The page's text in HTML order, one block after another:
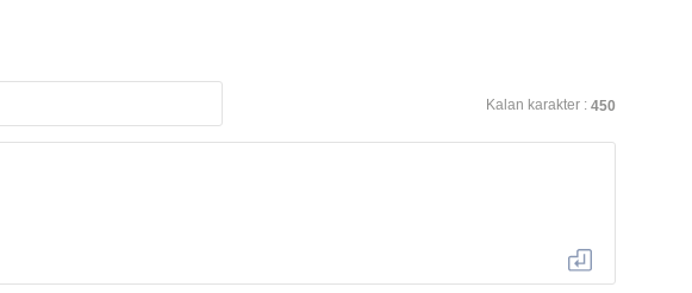
Kalan karakter : 450